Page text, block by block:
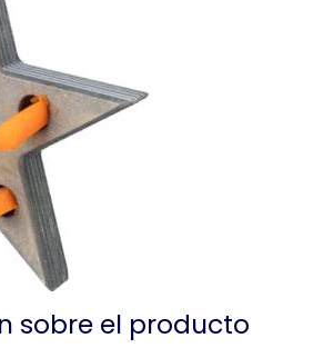
sobre el producto